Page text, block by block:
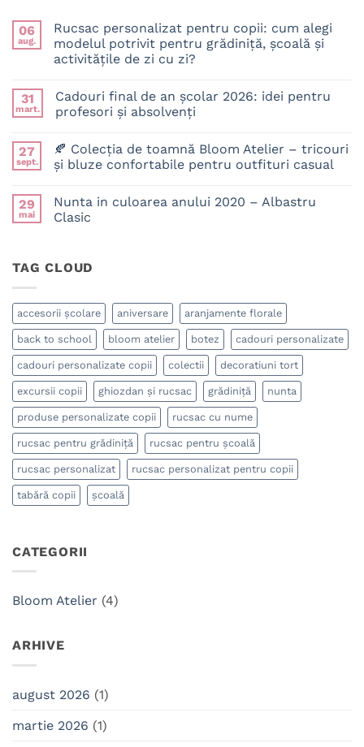
06
aug.
Rucsac personalizat pentru copii: cum alegi
modelul potrivit pentru grădiniță, școală și
activitățile de zi cu zi?
la
Rucsac
personalizat
cum
alegi
modelul
grădiniță,
școală
și
cu
31
mart.
Cadouri final de an școlar 2026: idei pentru
profesori și absolvenți
la
Cadouri
final
școlar
2026:
idei
absolvenți
27
sept.
🍂 Colecția de toamnă Bloom Atelier – tricouri
și bluze confortabile pentru outfituri casual
la
🍂
Colecția
Atelier
bluze
confortabile
pentru
outfituri
casual
29
mai
Nunta in culoarea anului 2020 – Albastru
Clasic
Nunta
2020
–
Albastru
Clasic
TAG CLOUD
accesorii școlare aniversare aranjamente florale
back to school bloom atelier botez cadouri personalizate
cadouri personalizate copii colectii decoratiuni tort
excursii copii ghiozdan și rucsac grădiniță nunta
produse personalizate copii rucsac cu nume
rucsac pentru grădiniță rucsac pentru școală
rucsac personalizat rucsac personalizat pentru copii
tabără copii școală
CATEGORII
Bloom Atelier (4)
ARHIVE
august 2026 (1)
martie 2026 (1)